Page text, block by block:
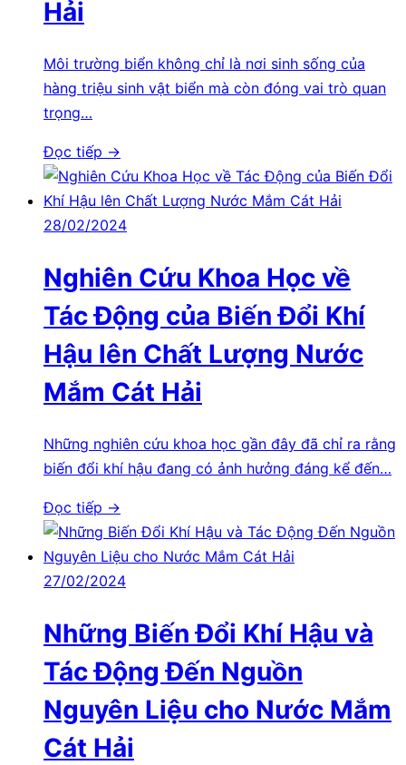
Hải
Môi trường biển không chỉ là nơi sinh sống của
hàng triệu sinh vật biển mà còn đóng vai trò quan
trọng…
Đọc tiếp →
28/02/2024
Nghiên Cứu Khoa Học về
Tác Động của Biến Đổi Khí
Hậu lên Chất Lượng Nước
Mắm Cát Hải
Những nghiên cứu khoa học gần đây đã chỉ ra rằng
biến đổi khí hậu đang có ảnh hưởng đáng kể đến…
Đọc tiếp →
27/02/2024
Những Biến Đổi Khí Hậu và
Tác Động Đến Nguồn
Nguyên Liệu cho Nước Mắm
Cát Hải